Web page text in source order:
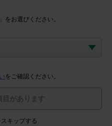
をお選びください。
をご確認ください。
があります
キップする